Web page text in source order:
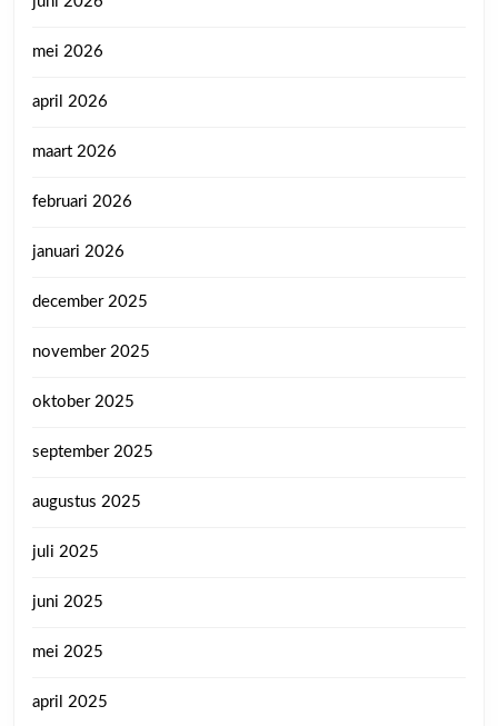
mei 2026
april 2026
maart 2026
februari 2026
januari 2026
december 2025
november 2025
oktober 2025
september 2025
augustus 2025
juli 2025
juni 2025
mei 2025
april 2025